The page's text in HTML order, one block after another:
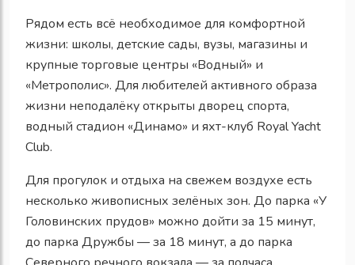
Рядом есть всё необходимое для комфортной
жизни: школы, детские сады, вузы, магазины и
крупные торговые центры «Водный» и
«Метрополис». Для любителей активного образа
жизни неподалёку открыты дворец спорта,
водный стадион «Динамо» и яхт-клуб Royal Yacht
Club.
Для прогулок и отдыха на свежем воздухе есть
несколько живописных зелёных зон. До парка «У
Головинских прудов» можно дойти за 15 минут,
до парка Дружбы — за 18 минут, а до парка